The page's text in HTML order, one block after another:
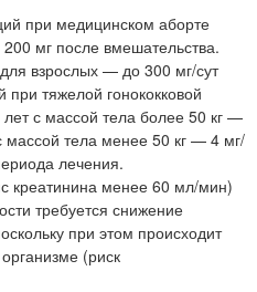
при медицинском аборте
мг после вмешательства.
взрослых — до 300 мг/сут
при тяжелой гонококковой
с массой тела более 50 кг —
массой тела менее 50 кг — 4 мг/
лечения.
креатинина менее 60 мл/мин)
требуется снижение
при этом происходит
(риск